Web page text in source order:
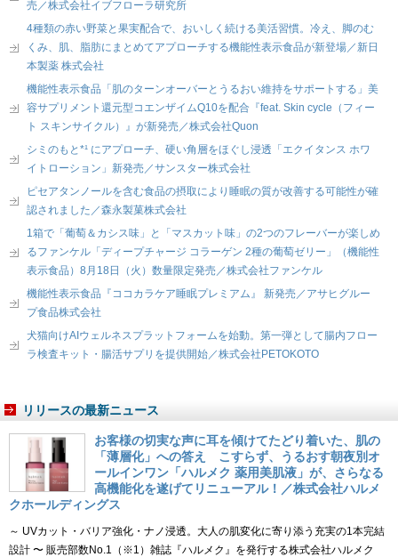
売／株式会社イブフローラ研究所
4種類の赤い野菜と果実配合で、おいしく続ける美活習慣。冷え、脚のむ
くみ、肌、脂肪にまとめてアプローチする機能性表示食品が新登場／新日
本製薬 株式会社
機能性表示食品「肌のターンオーバーとうるおい維持をサポートする」美
容サプリメント還元型コエンザイムQ10を配合『feat. Skin cycle（フィー
ト スキンサイクル）』が新発売／株式会社Quon
シミのもと*¹ にアプローチ、硬い角層をほぐし浸透「エクイタンス ホワ
イトローション」新発売／サンスター株式会社
ピセアタンノールを含む食品の摂取により睡眠の質が改善する可能性が確
認されました／森永製菓株式会社
1箱で「葡萄＆カシス味」と「マスカット味」の2つのフレーバーが楽しめ
るファンケル「ディープチャージ コラーゲン 2種の葡萄ゼリー」（機能性
表示食品）8月18日（火）数量限定発売／株式会社ファンケル
機能性表示食品『ココカラケア睡眠プレミアム』 新発売／アサヒグルー
プ食品株式会社
犬猫向けAIウェルネスプラットフォームを始動。第一弾として腸内フロー
ラ検査キット・腸活サプリを提供開始／株式会社PETOKOTO
リリースの最新ニュース
お客様の切実な声に耳を傾けてたどり着いた、肌の
「薄層化」への答え こすらず、うるおす朝夜別オ
ールインワン「ハルメク 薬用美肌液」が、さらなる
高機能化を遂げてリニューアル！／株式会社ハルメ
クホールディングス
～ UVカット・バリア強化・ナノ浸透。大人の肌変化に寄り添う充実の1本完結
設計 〜 販売部数No.1（※1）雑誌『ハルメク』を発行する株式会社ハルメク